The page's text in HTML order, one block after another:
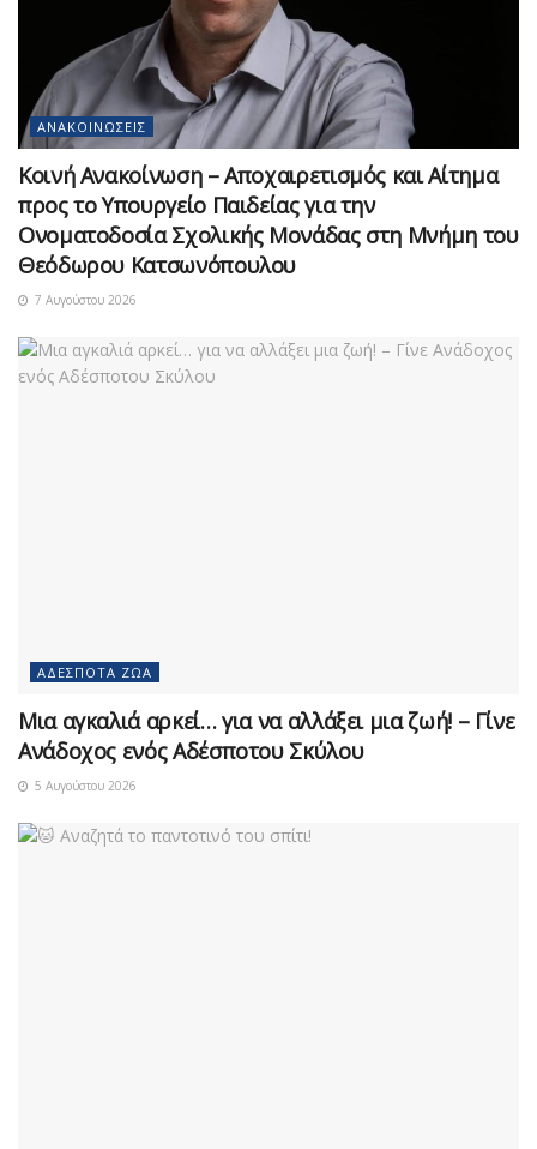
ΑΝΑΚΟΙΝΏΣΕΙΣ
Κοινή Ανακοίνωση – Αποχαιρετισμός και Αίτημα
προς το Υπουργείο Παιδείας για την
Ονοματοδοσία Σχολικής Μονάδας στη Μνήμη του
Θεόδωρου Κατσωνόπουλου
7 Αυγούστου 2026
ΑΔΈΣΠΟΤΑ ΖΏΑ
Μια αγκαλιά αρκεί… για να αλλάξει μια ζωή! – Γίνε
Ανάδοχος ενός Αδέσποτου Σκύλου
5 Αυγούστου 2026